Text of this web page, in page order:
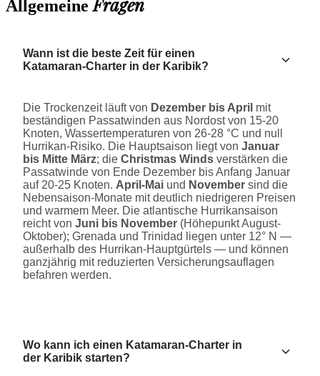
Allgemeine
Wann ist die beste Zeit für einen
Katamaran-Charter in der Karibik?
Die Trockenzeit läuft von Dezember bis April mit
beständigen Passatwinden aus Nordost von 15-20
Knoten, Wassertemperaturen von 26-28 °C und null
Hurrikan-Risiko. Die Hauptsaison liegt von Januar
bis Mitte März; die Christmas Winds verstärken die
Passatwinde von Ende Dezember bis Anfang Januar
auf 20-25 Knoten. April-Mai und November sind die
Nebensaison-Monate mit deutlich niedrigeren Preisen
und warmem Meer. Die atlantische Hurrikansaison
reicht von Juni bis November (Höhepunkt August-
Oktober); Grenada und Trinidad liegen unter 12° N —
außerhalb des Hurrikan-Hauptgürtels — und können
ganzjährig mit reduzierten Versicherungsauflagen
befahren werden.
Wo kann ich einen Katamaran-Charter in
der Karibik starten?